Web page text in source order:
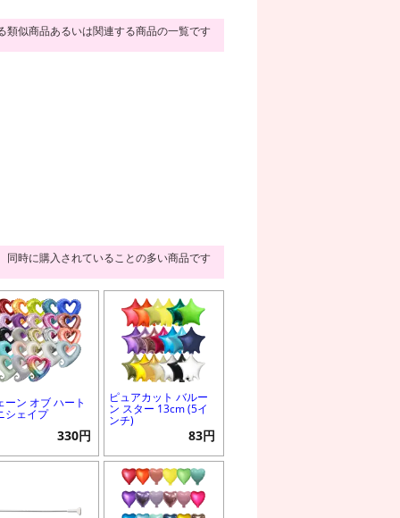
類似商品あるいは関連する商品の一覧です
同時に購入されていることの多い商品です
ーン オブ ハート
シェイプ
330円
ピュアカット バルー
ン スター 13cm (5イ
ンチ)
83円